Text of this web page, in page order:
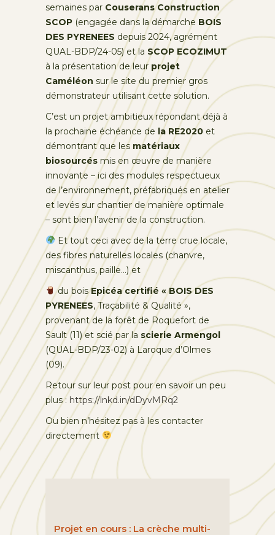
semaines par Couserans Construction
SCOP (engagée dans la démarche BOIS
DES PYRENEES depuis 2024, agrément
QUAL-BDP/24-05) et la SCOP ECOZIMUT
à la présentation de leur projet
Caméléon sur le site du premier gros
démonstrateur utilisant cette solution.
C’est un projet ambitieux répondant déjà à
la prochaine échéance de la RE2020 et
démontrant que les matériaux
biosourcés mis en œuvre de manière
innovante – ici des modules respectueux
de l’environnement, préfabriqués en atelier
et levés sur chantier de manière optimale
– sont bien l’avenir de la construction.
Et tout ceci avec de la terre crue locale,
des fibres naturelles locales (chanvre,
miscanthus, paille…) et
du boisEpicéa certifié « BOIS DES
PYRENEES, Traçabilité & Qualité »,
provenant de la forêt de Roquefort de
Sault (11) et scié par la scierie Armengol
(QUAL-BDP/23-02) à Laroque d’Olmes
(09).
Retour sur leur post pour en savoir un peu
plus : https://lnkd.in/dDyvMRq2
Ou bien n’hésitez pas à les contacter
directement
Projet en cours : La crèche multi-